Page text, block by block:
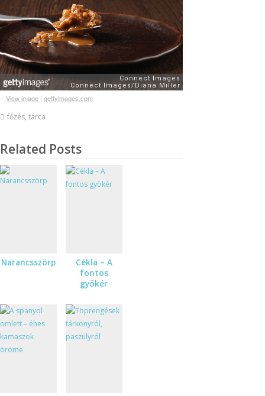
View image | gettyimages.com
főzés, tárca
Related Posts
Narancsszörp
Cékla – A
fontos
gyökér